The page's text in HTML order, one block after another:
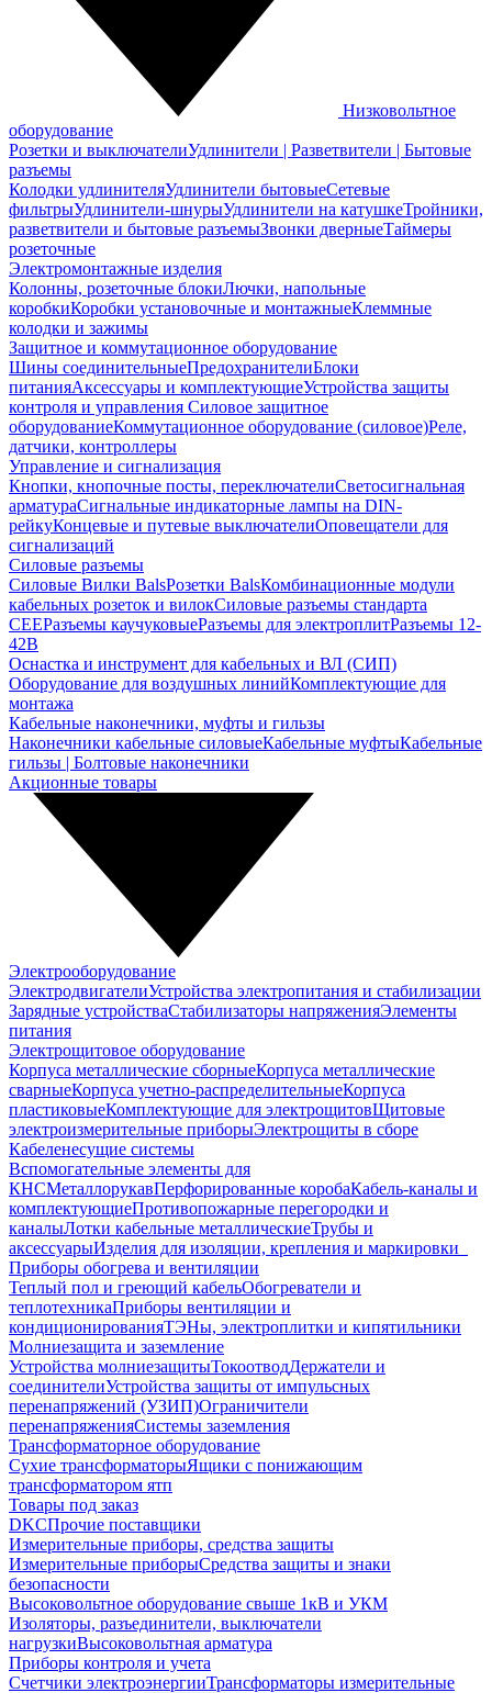
Низковольтное
оборудование
Розетки и выключателиУдлинители | Разветвители | Бытовые
разъемы
Колодки удлинителяУдлинители бытовыеСетевые
фильтрыУдлинители-шнурыУдлинители на катушкеТройники,
разветвители и бытовые разъемыЗвонки дверныеТаймеры
розеточные
Электромонтажные изделия
Колонны, розеточные блокиЛючки, напольные
коробкиКоробки установочные и монтажныеКлеммные
колодки и зажимы
Защитное и коммутационное оборудование
Шины соединительныеПредохранителиБлоки
питанияАксессуары и комплектующиеУстройства защиты
контроля и управления Силовое защитное
оборудованиеКоммутационное оборудование (силовое)Реле,
датчики, контроллеры
Управление и сигнализация
Кнопки, кнопочные посты, переключателиСветосигнальная
арматураСигнальные индикаторные лампы на DIN-
рейкуКонцевые и путевые выключателиОповещатели для
сигнализаций
Силовые разъемы
Силовые Вилки BalsРозетки BalsКомбинационные модули
кабельных розеток и вилокСиловые разъемы стандарта
CEEРазъемы каучуковыеРазъемы для электроплитРазъемы 12-
42В
Оснастка и инструмент для кабельных и ВЛ (СИП)
Оборудование для воздушных линийКомплектующие для
монтажа
Кабельные наконечники, муфты и гильзы
Наконечники кабельные силовыеКабельные муфтыКабельные
гильзы | Болтовые наконечники
Акционные товары
Электрооборудование
ЭлектродвигателиУстройства электропитания и стабилизации
Зарядные устройстваСтабилизаторы напряженияЭлементы
питания
Электрощитовое оборудование
Корпуса металлические сборныеКорпуса металлические
сварныеКорпуса учетно-распределительныеКорпуса
пластиковыеКомплектующие для электрощитовЩитовые
электроизмерительные приборыЭлектрощиты в сборе
Кабеленесущие системы
Вспомогательные элементы для
КНСМеталлорукавПерфорированные коробаКабель-каналы и
комплектующиеПротивопожарные перегородки и
каналыЛотки кабельные металлическиеТрубы и
аксессуарыИзделия для изоляции, крепления и маркировки
Приборы обогрева и вентиляции
Теплый пол и греющий кабельОбогреватели и
теплотехникаПриборы вентиляции и
кондиционированияТЭНы, электроплитки и кипятильники
Молниезащита и заземление
Устройства молниезащитыТокоотводДержатели и
соединителиУстройства защиты от импульсных
перенапряжений (УЗИП)Ограничители
перенапряженияСистемы заземления
Трансформаторное оборудование
Сухие трансформаторыЯщики с понижающим
трансформатором ятп
Товары под заказ
DKCПрочие поставщики
Измерительные приборы, средства защиты
Измерительные приборыСредства защиты и знаки
безопасности
Высоковольтное оборудование свыше 1кВ и УКМ
Изоляторы, разъединители, выключатели
нагрузкиВысоковольтная арматура
Приборы контроля и учета
Счетчики электроэнергииТрансформаторы измерительные